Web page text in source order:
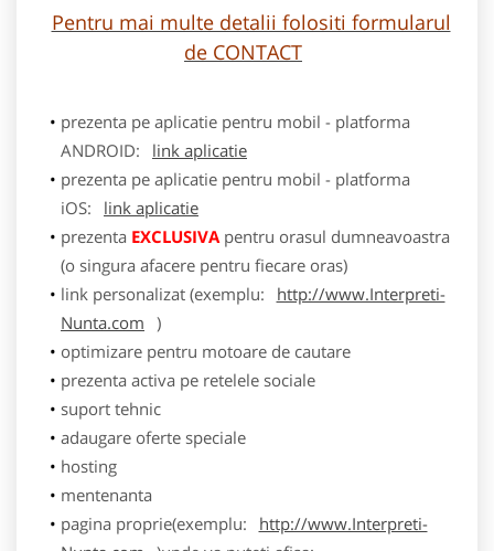
Pentru mai multe detalii folositi formularul
de CONTACT
prezenta pe aplicatie pentru mobil - platforma
ANDROID:
link aplicatie
prezenta pe aplicatie pentru mobil - platforma
iOS:
link aplicatie
prezenta EXCLUSIVApentru orasul dumneavoastra
(o singura afacere pentru fiecare oras)
link personalizat (exemplu:
http://www.Interpreti-
Nunta.com )
optimizare pentru motoare de cautare
prezenta activa pe retelele sociale
suport tehnic
adaugare oferte speciale
hosting
mentenanta
pagina proprie(exemplu:
http://www.Interpreti-